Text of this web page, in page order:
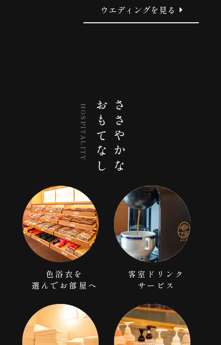
ウエディングを見る
ささやかな
おもてなし
HOSPITALITY
色浴衣を
選んでお部屋へ
客室ドリンク
サービス